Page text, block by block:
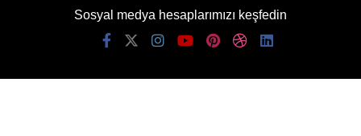
Sosyal medya hesaplarımızı keşfedin